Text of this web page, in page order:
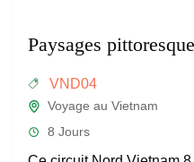
Paysages
VND04
Voyage au Vietnam
8 Jours